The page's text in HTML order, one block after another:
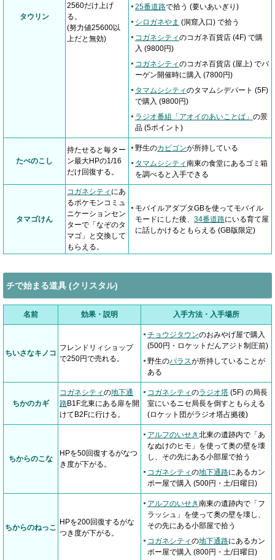
タウリン
2560だけ上げ
る。
(努力値25600以
上だと無効)
25番道路で拾う (要いあいぎり)
シロガネやま (洞窟入口) で拾う
コガネシティのコガネ百貨店 (4F) で購
入 (9800円)
コガネシティのコガネ百貨店 (屋上) でバ
ーゲン開催時に購入 (7800円)
タマムシシティのタマムシデパート (5F)
で購入 (9800円)
ラジオ番組「アオイのあいことば」 の景
品 (5ポイント)
たべのこし
持たせると毎ター
ン最大HPの1/16
だけ回復する。
野生のカビゴンが所持している
タマムシシティ南東の食堂にあるゴミ箱
を調べると入手できる
タマゴけん
コガネシティ にあ
るポケモンコミュ
ニケーションセン
ターで「なぞのタ
マゴ」と交換して
もらえる。
モバイルアダプタGBを使ってモバイル
モードにした後、 34番道路にいる育て屋
に話しかけるともらえる (GB版限定)
チで始まる道具 (クリスタル)
名前 効果・説明 入手方法・入手場所
ちいさなキノコ
フレンドリィショップ
で250円で売れる。
チョウジタウンのおみやげ屋で購入
(500円・ロケットだんアジト制圧前)
野生のパラスが所持していることが
ある
ちかのカギ
コガネシティの地下通
路B1F北東にある扉を開
けてB2Fに行ける。
コガネシティのラジオ塔 (5F) の局長
室にいるニセ局長を倒すともらえる
(ロケット団がラジオ塔占拠後)
ちからのこな
HPを50回復するがなつ
き度が下がる。
アルフのいせき北東の遺跡内で「あ
なぬけのヒモ」を使って奥の壁を壊
し、その先にある小部屋で拾う
コガネシティの地下通路にあるカン
ポー屋で購入 (500円・土/日曜日)
ちからのねっこ
HPを200回復するがな
つき度が下がる。
アルフのいせき南東の遺跡内で「フ
ラッシュ」を使って奥の壁を壊し、
その先にある小部屋で拾う
コガネシティの地下通路にあるカン
ポー屋で購入 (800円・土/日曜日)